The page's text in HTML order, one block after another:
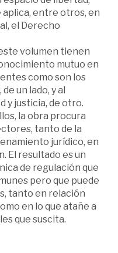
aplica, entre otros, en
el Derecho
volumen tienen
mutuo en
como son los
un lado, y al
y justicia, de otro.
la obra procura
tanto de la
jurídico, en
El resultado es un
de regulación que
pero que puede
tanto en relación
en lo que atañe a
que suscita.